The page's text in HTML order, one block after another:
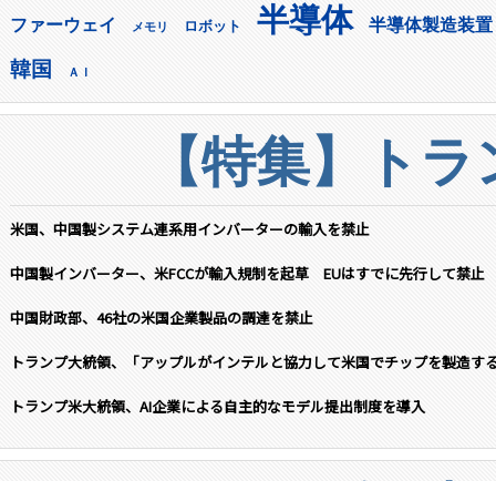
ファーウェイ メモリ ロボット 半導体 半導体製造装置
韓国 ＡＩ
【特集】ト
米国、中国製システム連系用インバーターの輸入を禁止
中国製インバーター、米FCCが輸入規制を起草 EUはすでに先行して禁止
中国財政部、46社の米国企業製品の調達を禁止
トランプ大統領、「アップルがインテルと協力して米国でチップを製造す
トランプ米大統領、AI企業による自主的なモデル提出制度を導入